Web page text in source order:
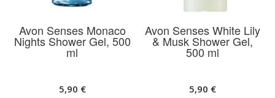
Avon Senses Monaco
Nights Shower Gel, 500
ml
5,90 €
Avon Senses White Lily
& Musk Shower Gel,
500 ml
5,90 €